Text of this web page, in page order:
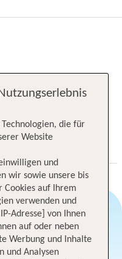
24/7 TUI Service
die für
Website
und
wir sowie unsere bis
auf Ihrem
verwenden und
Adresse] von Ihnen
auf oder neben
Werbung und Inhalte
und Analysen